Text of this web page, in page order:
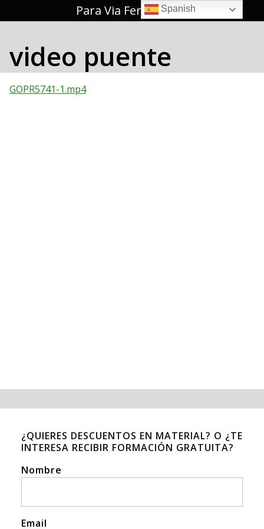
al
Para Via Ferrata 🥇
video puente
GOPR5741-1.mp4
¿QUIERES DESCUENTOS EN MATERIAL? O ¿TE
INTERESA RECIBIR FORMACIÓN GRATUITA?
Nombre
Email
Spanish